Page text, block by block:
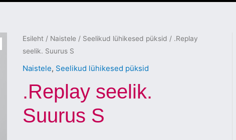
Esileht / Naistele/ Seelikud lühikesed püksid / .Replay
seelik. Suurus S
Naistele, Seelikud lühikesed püksid
.Replay seelik.
Suurus S
.Replay
seelik.
Suurus
kogus